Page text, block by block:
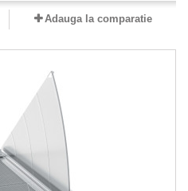
Adauga la comparatie